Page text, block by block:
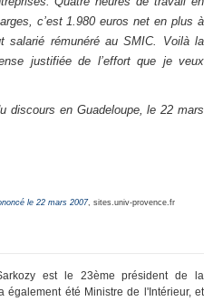
c’est 1.980 euros net en plus à
salarié rémunéré au SMIC. Voilà la
justifiée de l’effort que je veux
discours en Guadeloupe, le 22 mars
le 22 mars 2007, sites.univ-provence.fr
est le 23ème président de la
également été Ministre de l'Intérieur, et